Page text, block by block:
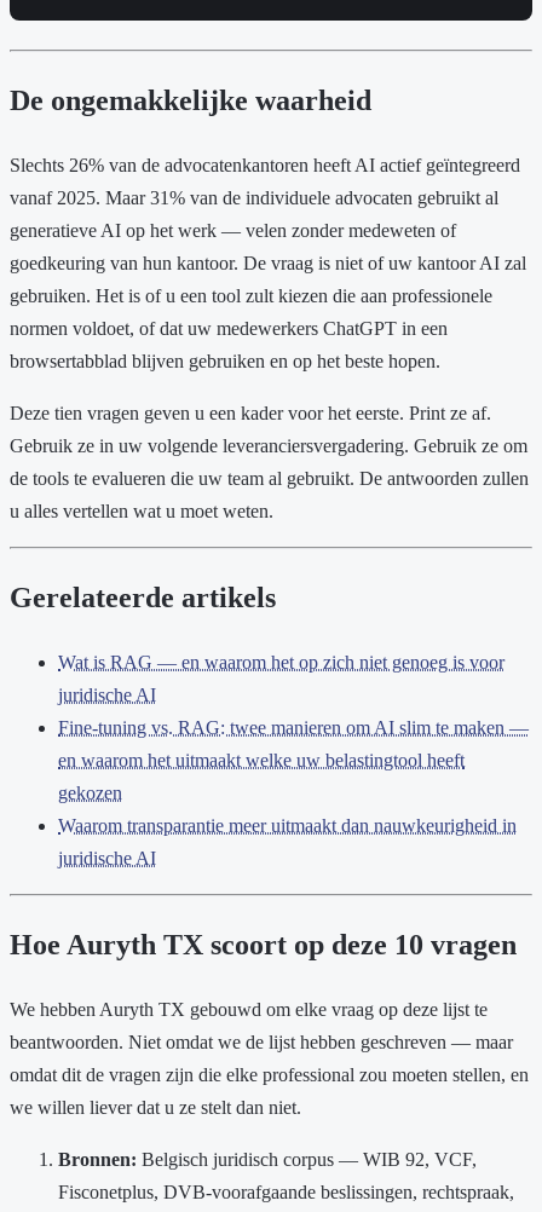
De ongemakkelijke waarheid
Slechts 26% van de advocatenkantoren heeft AI actief geïntegreerd
vanaf 2025. Maar 31% van de individuele advocaten gebruikt al
generatieve AI op het werk — velen zonder medeweten of
goedkeuring van hun kantoor. De vraag is niet of uw kantoor AI zal
gebruiken. Het is of u een tool zult kiezen die aan professionele
normen voldoet, of dat uw medewerkers ChatGPT in een
browsertabblad blijven gebruiken en op het beste hopen.
Deze tien vragen geven u een kader voor het eerste. Print ze af.
Gebruik ze in uw volgende leveranciersvergadering. Gebruik ze om
de tools te evalueren die uw team al gebruikt. De antwoorden zullen
u alles vertellen wat u moet weten.
Gerelateerde artikels
Wat is RAG — en waarom het op zich niet genoeg is voor
juridische AI
Fine-tuning vs. RAG: twee manieren om AI slim te maken —
en waarom het uitmaakt welke uw belastingtool heeft
gekozen
Waarom transparantie meer uitmaakt dan nauwkeurigheid in
juridische AI
Hoe Auryth TX scoort op deze 10 vragen
We hebben Auryth TX gebouwd om elke vraag op deze lijst te
beantwoorden. Niet omdat we de lijst hebben geschreven — maar
omdat dit de vragen zijn die elke professional zou moeten stellen, en
we willen liever dat u ze stelt dan niet.
Bronnen: Belgisch juridisch corpus — WIB 92, VCF,
Fisconetplus, DVB-voorafgaande beslissingen, rechtspraak,